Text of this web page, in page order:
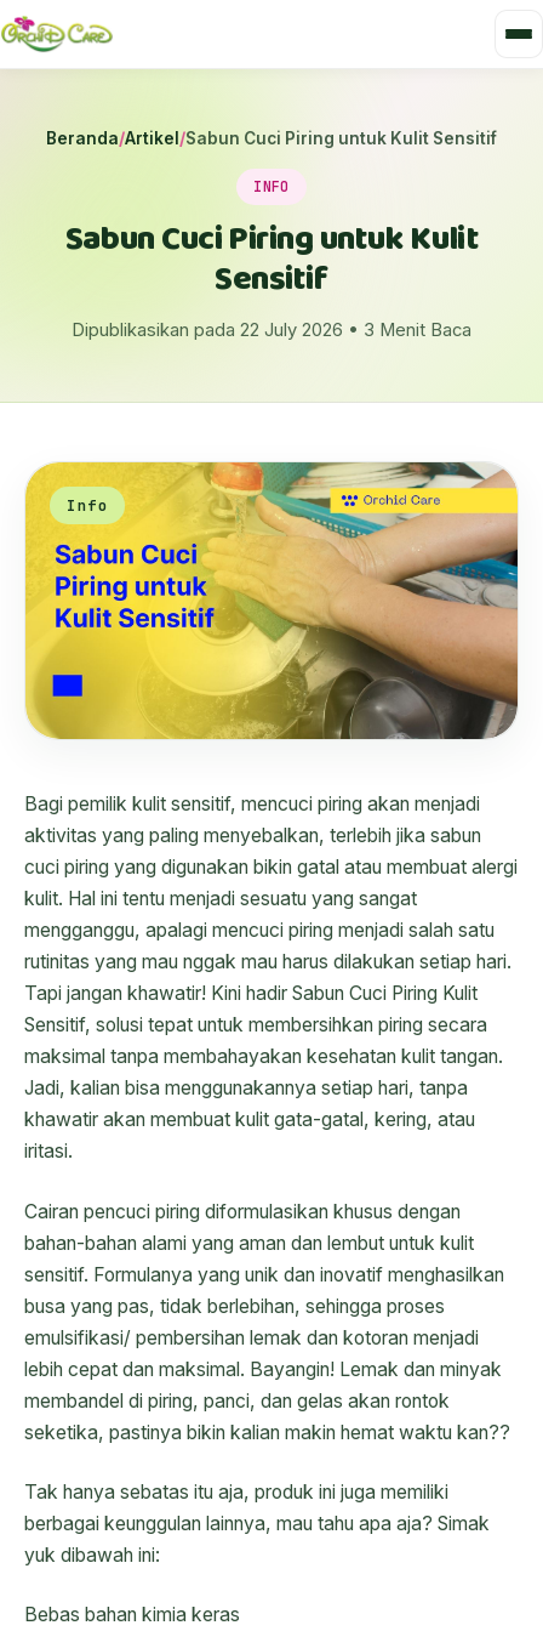
Beranda/Artikel /Sabun Cuci Piring untuk Kulit Sensitif
INFO
Sabun Cuci Piring untuk Kulit
Sensitif
Dipublikasikan pada 22 July 2026 • 3 Menit Baca
Info
Bagi pemilik kulit sensitif, mencuci piring akan menjadi
aktivitas yang paling menyebalkan, terlebih jika sabun
cuci piring yang digunakan bikin gatal atau membuat alergi
kulit. Hal ini tentu menjadi sesuatu yang sangat
mengganggu, apalagi mencuci piring menjadi salah satu
rutinitas yang mau nggak mau harus dilakukan setiap hari.
Tapi jangan khawatir! Kini hadir Sabun Cuci Piring Kulit
Sensitif, solusi tepat untuk membersihkan piring secara
maksimal tanpa membahayakan kesehatan kulit tangan.
Jadi, kalian bisa menggunakannya setiap hari, tanpa
khawatir akan membuat kulit gata-gatal, kering, atau
iritasi.
Cairan pencuci piring diformulasikan khusus dengan
bahan-bahan alami yang aman dan lembut untuk kulit
sensitif. Formulanya yang unik dan inovatif menghasilkan
busa yang pas, tidak berlebihan, sehingga proses
emulsifikasi/ pembersihan lemak dan kotoran menjadi
lebih cepat dan maksimal. Bayangin! Lemak dan minyak
membandel di piring, panci, dan gelas akan rontok
seketika, pastinya bikin kalian makin hemat waktu kan??
Tak hanya sebatas itu aja, produk ini juga memiliki
berbagai keunggulan lainnya, mau tahu apa aja? Simak
yuk dibawah ini:
Bebas bahan kimia keras